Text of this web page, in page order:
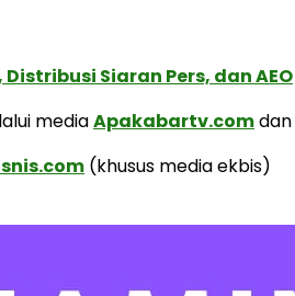
Siaran Pers, dan AEO
mediaApakabartv.comdan
(khusus media ekbis)